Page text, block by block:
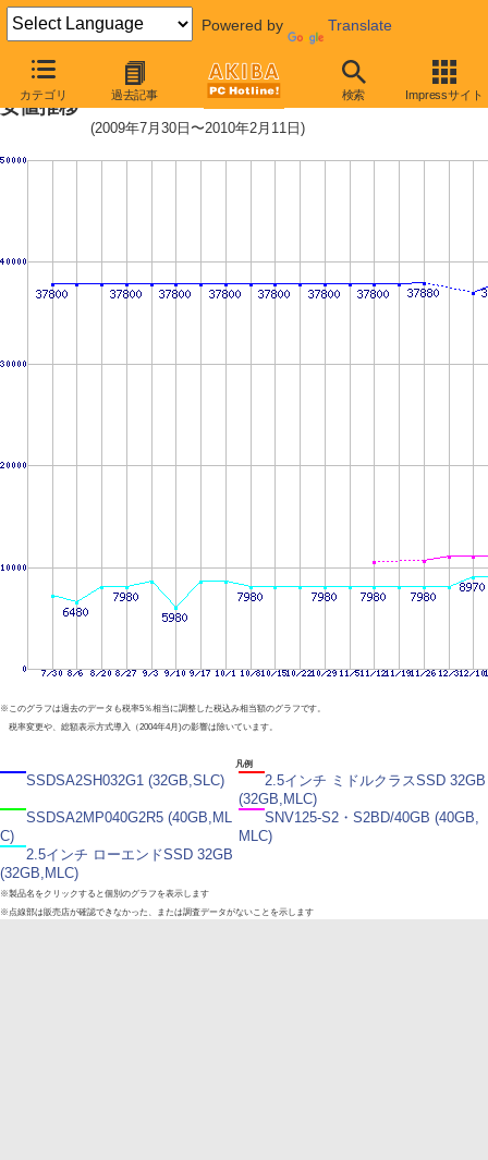
Powered by Translate
カテゴリ 過去記事 検索 Impressサイト
HDD/SSD 30GB〜60GB未満の最
安値推移
(2009年7月30日〜2010年2月11日)
※このグラフは過去のデータも税率5％相当に調整した税込み相当額のグラフです。
税率変更や、総額表示方式導入（2004年4月)の影響は除いています。
凡例
SSDSA2SH032G1 (32GB,SLC)
2.5インチ ミドルクラスSSD 32GB
(32GB,MLC)
SSDSA2MP040G2R5 (40GB,ML
C)
SNV125-S2・S2BD/40GB (40GB,
MLC)
2.5インチ ローエンドSSD 32GB
(32GB,MLC)
※製品名をクリックすると個別のグラフを表示します
※点線部は販売店が確認できなかった、または調査データがないことを示します